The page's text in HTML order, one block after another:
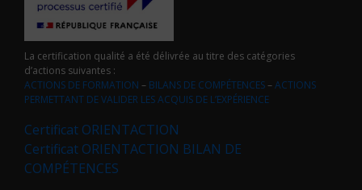
La certification qualité a été délivrée au titre des catégories
d’actions suivantes :
ACTIONS DE FORMATION – BILANS DE COMPÉTENCES–ACTIONS
PERMETTANT DE VALIDER LES ACQUIS DE L’EXPÉRIENCE
Certificat ORIENTACTION
Certificat ORIENTACTION BILAN DE
COMPÉTENCES